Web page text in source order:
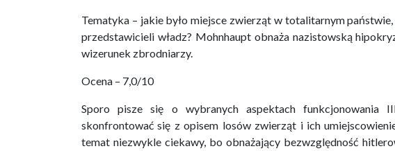
Tematyka – jakie było miejsce zwierząt w totalitarnym
przedstawicieli władz? Mohnhaupt obnaża nazistowską
wizerunek zbrodniarzy.
Ocena – 7,0/10
Sporo pisze się o wybranych aspektach funkcjonowania
skonfrontować się z opisem losów zwierząt i ich
temat niezwykle ciekawy, bo obnażający bezwzględność